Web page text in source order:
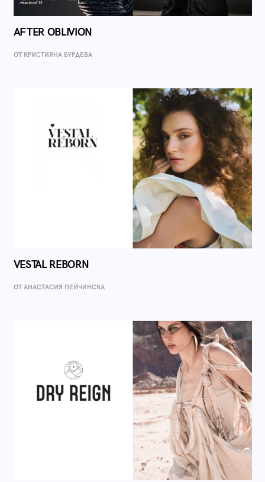
AFTER OBLIVION
ОТ КРИСТИЯНА БУРДЕВА
VESTAL REBORN
ОТ AНАСТАСИЯ ПЕЙЧИНСКА